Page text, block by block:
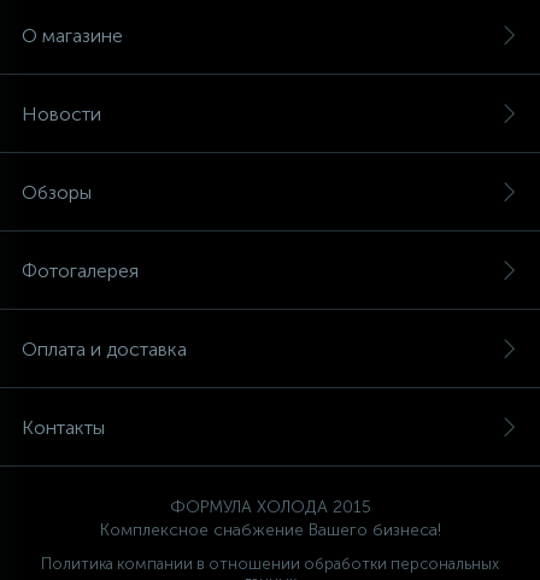
О магазине
Новости
Обзоры
Фотогалерея
Оплата и доставка
Контакты
ФОРМУЛА ХОЛОДА 2015
Комплексное снабжение Вашего бизнеса!
Политика компании в отношении обработки персональных